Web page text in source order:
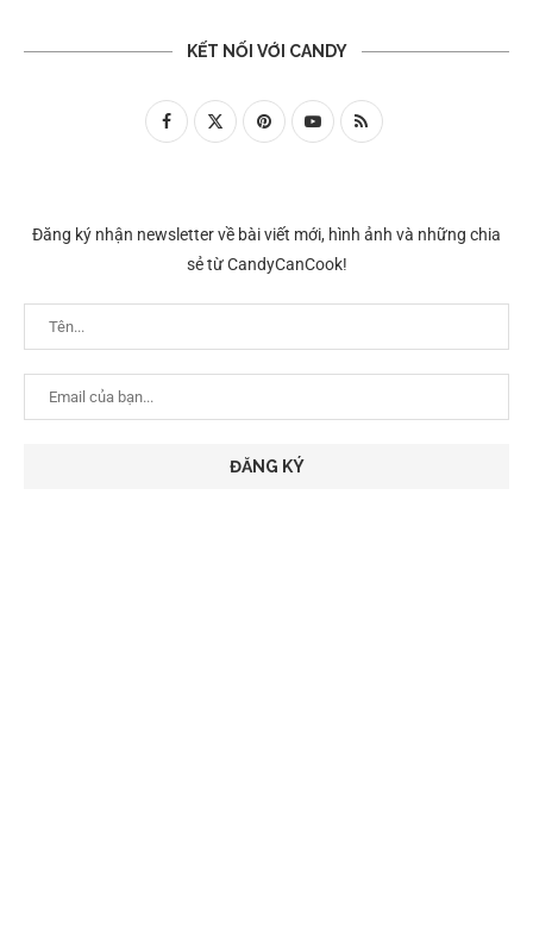
KẾT NỐI VỚI CANDY
Đăng ký nhận newsletter về bài viết mới, hình ảnh và những chia
sẻ từ CandyCanCook!